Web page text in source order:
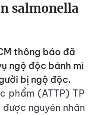
salmonella
thông báo đã
ngộ độc bánh mì
bị ngộ độc.
phẩm (ATTP) TP
nguyên nhân